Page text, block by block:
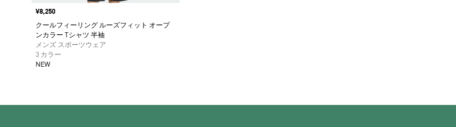
価格
¥8,250
クールフィーリング ルーズフィット オープ
ンカラー Tシャツ 半袖
メンズ スポーツウェア
3 カラー
NEW